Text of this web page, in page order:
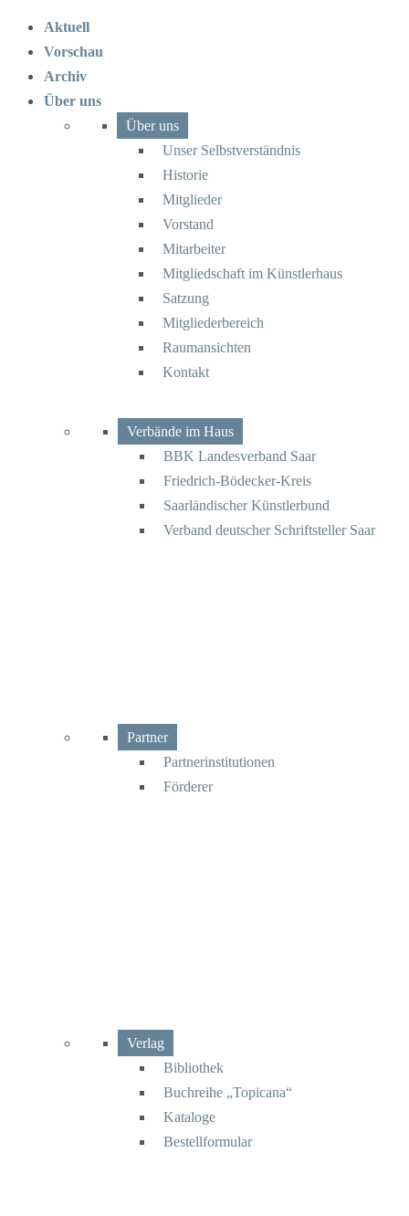
Aktuell
Vorschau
Archiv
Über uns
Über uns
Unser Selbstverständnis
Historie
Mitglieder
Vorstand
Mitarbeiter
Mitgliedschaft im Künstlerhaus
Satzung
Mitgliederbereich
Raumansichten
Kontakt
Verbände im Haus
BBK Landesverband Saar
Friedrich-Bödecker-Kreis
Saarländischer Künstlerbund
Verband deutscher Schriftsteller Saar
Partner
Partnerinstitutionen
Förderer
Verlag
Bibliothek
Buchreihe „Topicana“
Kataloge
Bestellformular